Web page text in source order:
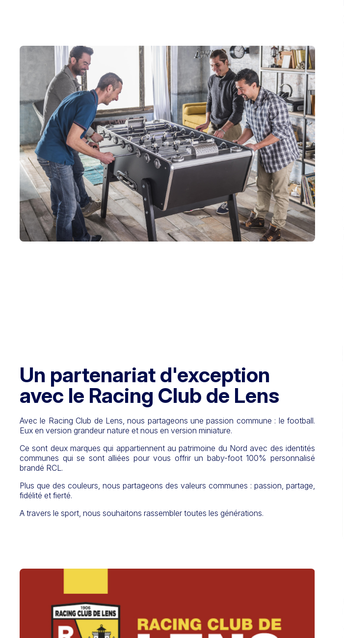
Un partenariat d'exception
avec le Racing Club de Lens
Avec le Racing Club de Lens, nous partageons une passion commune : le football.
Eux en version grandeur nature et nous en version miniature.
Ce sont deux marques qui appartiennent au patrimoine du Nord avec des identités
communes qui se sont alliées pour vous offrir un baby-foot 100% personnalisé
brandé RCL.
Plus que des couleurs, nous partageons des valeurs communes : passion, partage,
fidélité et fierté.
A travers le sport, nous souhaitons rassembler toutes les générations.